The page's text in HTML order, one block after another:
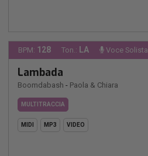
BPM: 128 Ton.: LA Voce Solista
Lambada
Boomdabash - Paola & Chiara
MULTITRACCIA
MIDI MP3 VIDEO